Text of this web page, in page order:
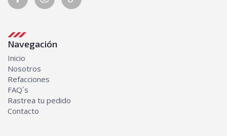
Bobinas de ignición
Motores de arranque (marchas)
Switch de encendido
Sistema Hidráulico
Bombas de Aceite
Transmisión
Bombas de transmisión
Discos y platos
Navegación
Inicio
Nosotros
Refacciones
FAQ´s
Rastrea tu pedido
Contacto